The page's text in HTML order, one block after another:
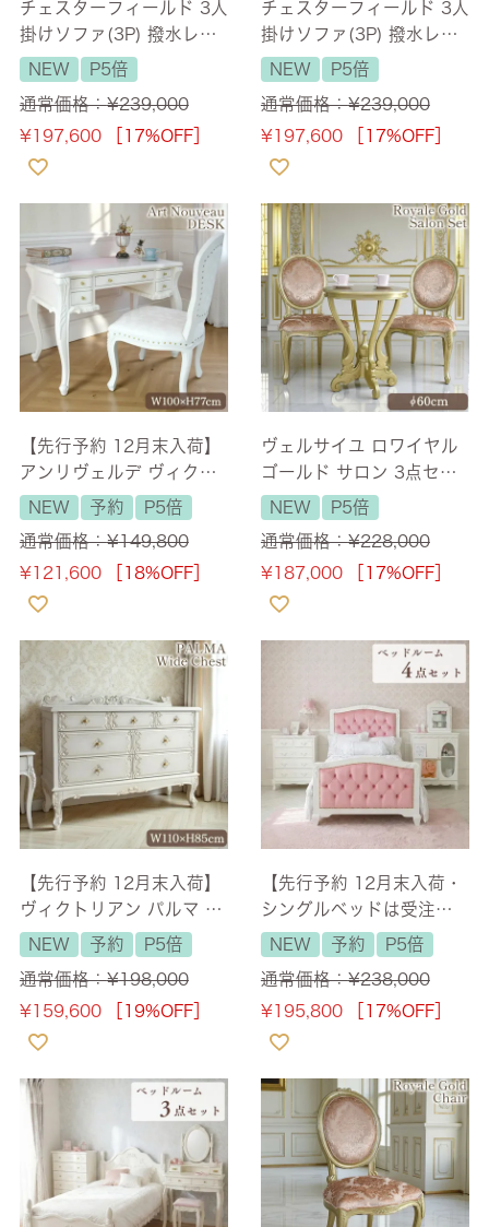
チェスターフィールド 3人
掛けソファ(3P) 撥水レザ
ーファブリック レッド 幅
192cm 【送料無料/設置
サービス付】
NEW
P5倍
通常価格：¥239,000
¥197,600 ［17%OFF］
チェスターフィールド 3人
掛けソファ(3P) 撥水レザ
ーファブリック キャメル
幅192cm 【送料無料/設
置サービス付】
NEW
P5倍
通常価格：¥239,000
¥197,600 ［17%OFF］
【先行予約 12月末入荷】
アンリヴェルデ ヴィクト
リアン デスク アイボリー
ホワイト 幅100cm 【送料
無料/設置サービス付】
NEW 予約
P5倍
通常価格：¥149,800
¥121,600 ［18%OFF］
ヴェルサイユ ロワイヤル
ゴールド サロン 3点セッ
ト 二人掛け(2人用) 【送
料無料/設置サービス付】
NEW
P5倍
通常価格：¥228,000
¥187,000 ［17%OFF］
【先行予約 12月末入荷】
ヴィクトリアン パルマ マ
ホガニー ワイドチェスト
アンティーク ホワイト 幅
110cm 【送料無料/設置
サービス付】
NEW 予約
P5倍
通常価格：¥198,000
¥159,600 ［19%OFF］
【先行予約 12月末入荷・
シングルベッドは受注製
作】 姫系 ステラリボン ベ
ッドルーム プリンセス 4
点セット 【送料無料/設置
サービス付】 [Y]
NEW 予約
P5倍
通常価格：¥238,000
¥195,800 ［17%OFF］